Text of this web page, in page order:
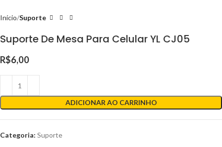
Início Suporte
Suporte De Mesa Para Celular YL CJ05
R$6,00
ADICIONAR AO CARRINHO
Categoria: Suporte